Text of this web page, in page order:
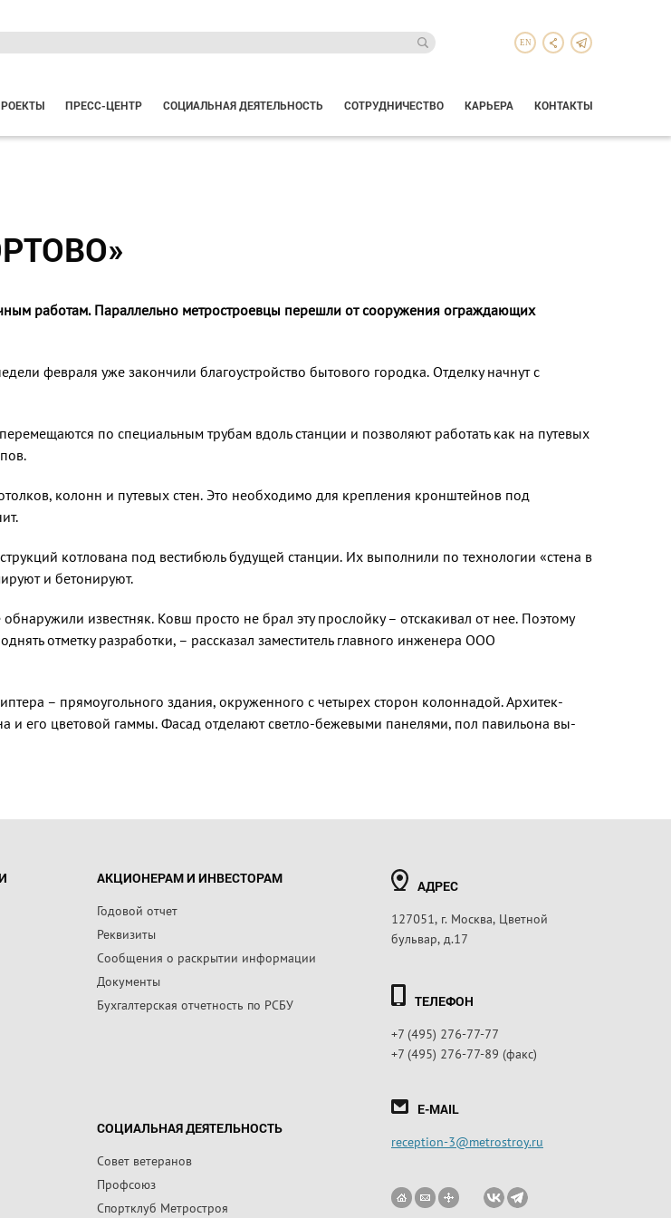
EN
ПРЕСС-ЦЕНТР СОЦИАЛЬНАЯ ДЕЯТЕЛЬНОСТЬ СОТРУДНИЧЕСТВО КАРЬЕРА КОНТАКТЫ
работам. Параллельно метростроевцы перешли от сооружения ограждающих
февраля уже закончили благоу­стройство бытового городка. От­делку начнут с
по специальным трубам вдоль станции и позволяют работать как на путевых
колонн и путевых стен. Это необходи­мо для крепления кронштейнов под
котлована под вестибюль будущей станции. Их выполнили по технологии «стена в
и бето­нируют.
из­вестняк. Ковш просто не брал эту прослойку – отскакивал от нее. Поэтому
отметку разработки, – рассказал заместитель главного инженера ООО
– прямоуголь­ного здания, окруженного с четы­рех сторон колоннадой. Архитек­
и его цветовой гаммы. Фасад отделают светло-бежевы­ми панелями, пол павильона вы­
АКЦИОНЕРАМ И ИНВЕСТОРАМ
Годовой отчет
Реквизиты
Сообщения о раскрытии информации
Документы
Бухгалтерская отчетность по РСБУ
СОЦИАЛЬНАЯ ДЕЯТЕЛЬНОСТЬ
Совет ветеранов
Профсоюз
Спортклуб Метростроя
АДРЕС
127051, г. Москва, Цветной
бульвар, д.17
ТЕЛЕФОН
+7 (495) 276-77-77
+7 (495) 276-77-89 (факс)
E-MAIL
reception-3@metrostroy.ru